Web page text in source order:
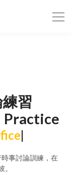
習
Practice
|
事討論訓練，在
。